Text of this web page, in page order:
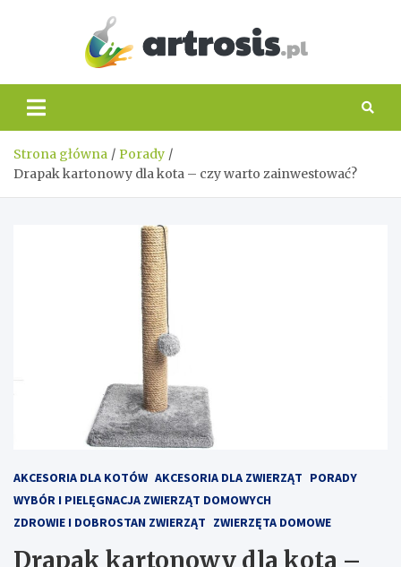
Strona główna
Porady
Drapak kartonowy dla kota – czy warto zainwestować?
AKCESORIA DLA KOTÓW AKCESORIA DLA ZWIERZĄT PORADY
WYBÓR I PIELĘGNACJA ZWIERZĄT DOMOWYCH
ZDROWIE I DOBROSTAN ZWIERZĄT ZWIERZĘTA DOMOWE
Drapak kartonowy dla kota –